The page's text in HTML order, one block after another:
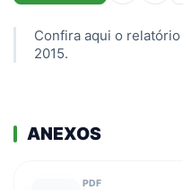
Confira aqui o
2015.
ANEXOS
PDF